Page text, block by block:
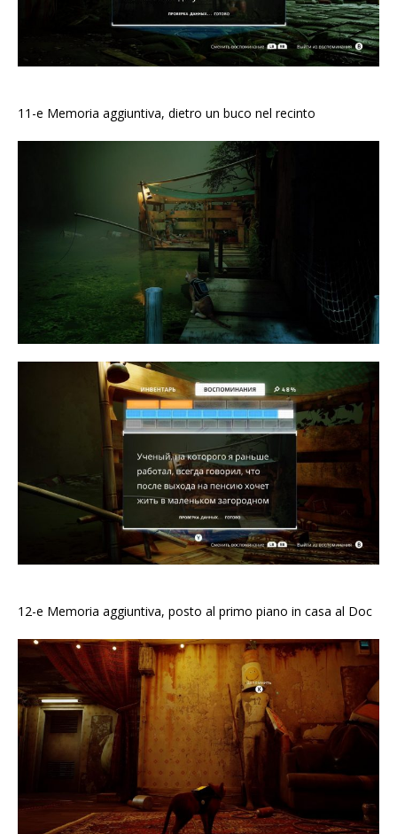
11-e Memoria aggiuntiva, dietro un buco nel recinto
12-e Memoria aggiuntiva, posto al primo piano in casa al Doc